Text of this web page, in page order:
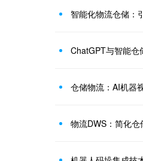
智能化物流仓储：
ChatGPT与智能仓
仓储物流：AI机器
物流DWS：简化